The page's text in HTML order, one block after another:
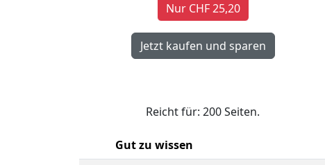
Nur CHF 25,20
Reicht für: 200 Seiten.
Gut zu wissen